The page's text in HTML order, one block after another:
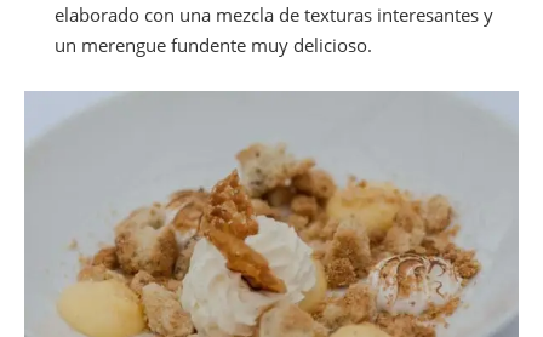
elaborado con una mezcla de texturas interesantes y
un merengue fundente muy delicioso.